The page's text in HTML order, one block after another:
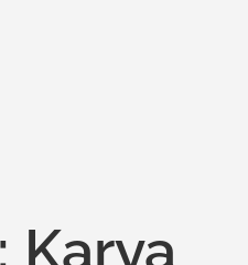
Karya